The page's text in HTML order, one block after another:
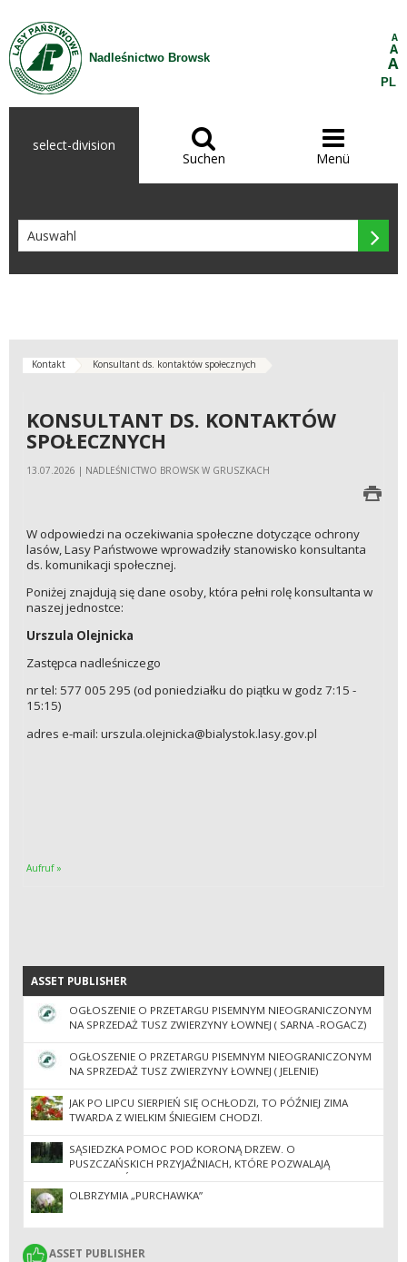
Zum Inhalt wechseln
Nadleśnictwo Browsk
A
A
A
PL
select-division 
Suchen

Menü

Kontakt Konsultant ds. kontaktów społecznych
KONSULTANT DS. KONTAKTÓW
SPOŁECZNYCH
13.07.2026 | NADLEŚNICTWO BROWSK W GRUSZKACH
W odpowiedzi na oczekiwania społeczne dotyczące ochrony
lasów, Lasy Państwowe wprowadziły stanowisko konsultanta
ds. komunikacji społecznej.
Poniżej znajdują się dane osoby, która pełni rolę konsultanta w
naszej jednostce:
Urszula Olejnicka
Zastępca nadleśniczego
nr tel: 577 005 295 (od poniedziałku do piątku w godz 7:15 -
15:15)
adres e-mail: urszula.olejnicka@bialystok.lasy.gov.pl
Aufruf »
ASSET PUBLISHER
ASSET PUBLISHER
OGŁOSZENIE O PRZETARGU PISEMNYM NIEOGRANICZONYM
NA SPRZEDAŻ TUSZ ZWIERZYNY ŁOWNEJ ( SARNA -ROGACZ)
POZYSKANEJ W SEZONIE ŁOWIECKIM 2026/2027 W OHZ LP
NADLEŚNICTWO BROWSK W GRUSZKACH
OGŁOSZENIE O PRZETARGU PISEMNYM NIEOGRANICZONYM
NA SPRZEDAŻ TUSZ ZWIERZYNY ŁOWNEJ ( JELENIE)
POZYSKANEJ W SEZONIE ŁOWIECKIM 2026/2027 W OHZ LP
NADLEŚNICTWO BROWSK W GRUSZKACH
JAK PO LIPCU SIERPIEŃ SIĘ OCHŁODZI, TO PÓŹNIEJ ZIMA
TWARDA Z WIELKIM ŚNIEGIEM CHODZI.
SĄSIEDZKA POMOC POD KORONĄ DRZEW. O
PUSZCZAŃSKICH PRZYJAŹNIACH, KTÓRE POZWALAJĄ
PRZETRWAĆ
OLBRZYMIA „PURCHAWKA”
ASSET PUBLISHER
ASSET PUBLISHER